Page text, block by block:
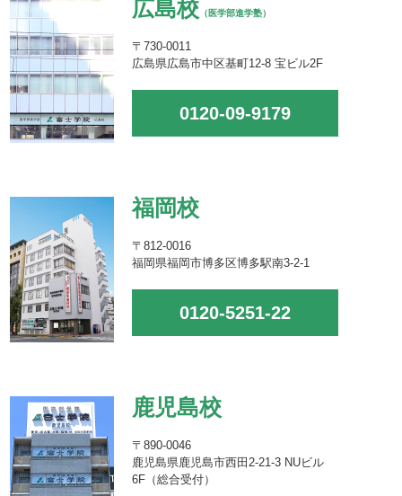
広島校 （医学部進学塾）
〒730-0011
広島県広島市中区基町12-8 宝ビル2F
0120-09-9179
福岡校
〒812-0016
福岡県福岡市博多区博多駅南3-2-1
0120-5251-22
鹿児島校
〒890-0046
鹿児島県鹿児島市西田2-21-3 NUビル
6F（総合受付）